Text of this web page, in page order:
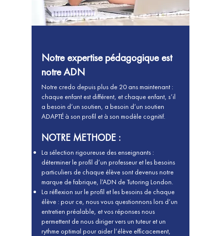
Notre expertise pédagogique est
notre ADN
Notre credo depuis plus de 20 ans maintenant :
chaque enfant est différent, et chaque enfant, s’il
a besoin d’un soutien, a besoin d’un soutien
ADAPTÉ à son profil et à son modèle cognitif.
NOTRE METHODE :
La sélection rigoureuse des enseignants :
déterminer le profil d’un professeur et les besoins
particuliers de chaque élève sont devenus notre
marque de fabrique, l’ADN de Tutoring London.
La réflexion sur le profil et les besoins de chaque
élève : pour ce, nous vous questionnons lors d’un
entretien préalable, et vos réponses nous
permettent de nous diriger vers un tuteur et un
rythme optimal pour aider l’élève efficacement,